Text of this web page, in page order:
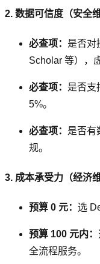
2. 数据可信度（安全维
必查项： 是否对
Scholar 等），
必查项： 是否支
5%。
必查项： 是否有
规。
3. 成本承受力（经济维
预算 0 元： 选
预算 100 元内：
全流程服务。